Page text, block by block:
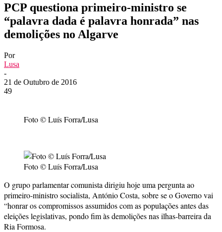
PCP questiona primeiro-ministro se
“palavra dada é palavra honrada” nas
demolições no Algarve
Por
Lusa
-
21 de Outubro de 2016
49
Foto © Luís Forra/Lusa
Foto © Luís Forra/Lusa
O grupo parlamentar comunista dirigiu hoje uma pergunta ao
primeiro-ministro socialista, António Costa, sobre se o Governo vai
“honrar os compromissos assumidos com as populações antes das
eleições legislativas, pondo fim às demolições nas ilhas-barreira da
Ria Formosa.